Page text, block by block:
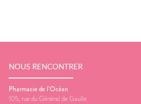
NOUS RENCONTRER
Pharmacie de l’Océan
105, rue du Général de Gaulle